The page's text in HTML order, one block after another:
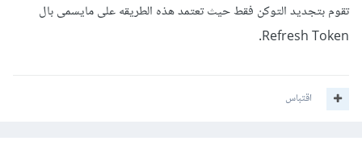
تقوم بتجديد التوكن فقط حيث تعتمد هذه الطريقه على مايسمى بال
Refresh Token.
اقتباس